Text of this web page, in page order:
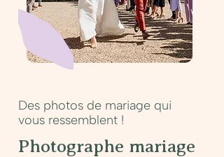
Des photos de mariage qui
vous ressemblent !
Photographe mariage